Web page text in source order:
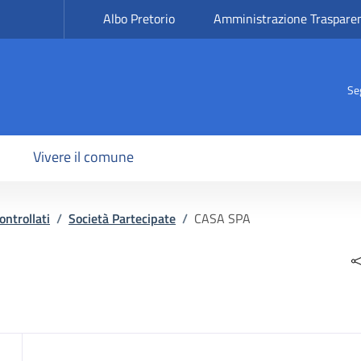
Albo Pretorio Amministrazione
Vivere il comune
/ Società Partecipate / CASA SPA